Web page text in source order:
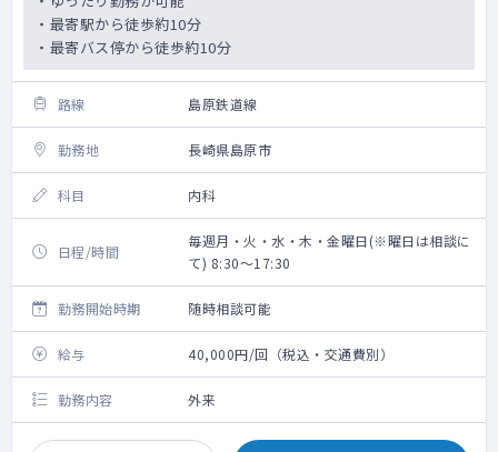
・最寄駅から徒歩約10分
・最寄バス停から徒歩約10分
路線 島原鉄道線
勤務地 長崎県島原市
科目 内科
日程/時間
毎週月・火・水・木・金曜日(※曜日は相談に
て) 8:30～17:30
勤務開始時期 随時相談可能
給与 40,000円/回（税込・交通費別）
勤務内容 外来